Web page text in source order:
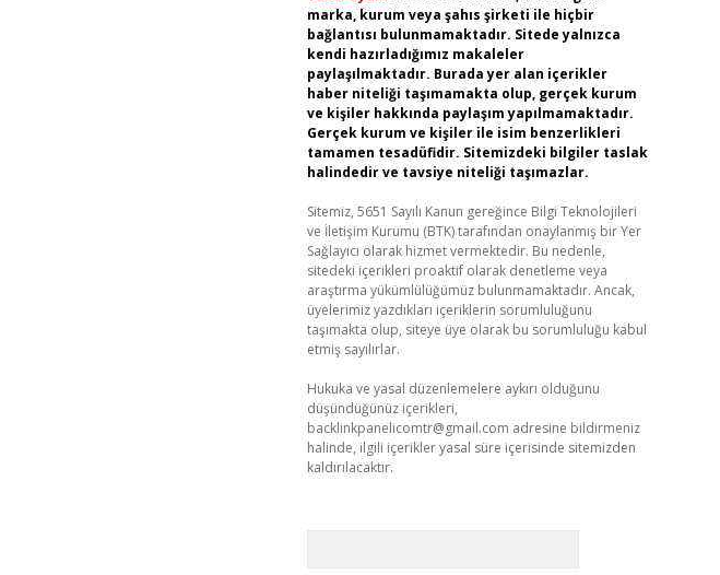
marka, kurum veya şahıs şirketi ile hiçbir
bağlantısı bulunmamaktadır. Sitede yalnızca
kendi hazırladığımız makaleler
paylaşılmaktadır. Burada yer alan içerikler
haber niteliği taşımamakta olup, gerçek kurum
ve kişiler hakkında paylaşım yapılmamaktadır.
Gerçek kurum ve kişiler ile isim benzerlikleri
tamamen tesadüfidir. Sitemizdeki bilgiler taslak
halindedir ve tavsiye niteliği taşımazlar.
Sitemiz, 5651 Sayılı Kanun gereğince Bilgi Teknolojileri
ve İletişim Kurumu (BTK) tarafından onaylanmış bir Yer
Sağlayıcı olarak hizmet vermektedir. Bu nedenle,
sitedeki içerikleri proaktif olarak denetleme veya
araştırma yükümlülüğümüz bulunmamaktadır. Ancak,
üyelerimiz yazdıkları içeriklerin sorumluluğunu
taşımakta olup, siteye üye olarak bu sorumluluğu kabul
etmiş sayılırlar.
Hukuka ve yasal düzenlemelere aykırı olduğunu
düşündüğünüz içerikleri,
backlinkpanelicomtr@gmail.com adresine bildirmeniz
halinde, ilgili içerikler yasal süre içerisinde sitemizden
kaldırılacaktır.